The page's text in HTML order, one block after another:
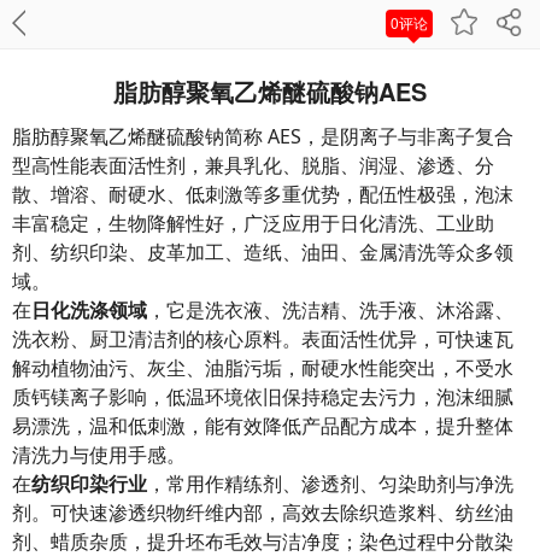
0评论
脂肪醇聚氧乙烯醚硫酸钠AES
脂肪醇聚氧乙烯醚硫酸钠简称 AES，是阴离子与非离子复合
型高性能表面活性剂，兼具乳化、脱脂、润湿、渗透、分
散、增溶、耐硬水、低刺激等多重优势，配伍性极强，泡沫
丰富稳定，生物降解性好，广泛应用于日化清洗、工业助
剂、纺织印染、皮革加工、造纸、油田、金属清洗等众多领
域。
在日化洗涤领域 ，它是洗衣液、洗洁精、洗手液、沐浴露、
洗衣粉、厨卫清洁剂的核心原料。表面活性优异，可快速瓦
解动植物油污、灰尘、油脂污垢，耐硬水性能突出，不受水
质钙镁离子影响，低温环境依旧保持稳定去污力，泡沫细腻
易漂洗，温和低刺激，能有效降低产品配方成本，提升整体
清洗力与使用手感。
在纺织印染行业 ，常用作精练剂、渗透剂、匀染助剂与净洗
剂。可快速渗透织物纤维内部，高效去除织造浆料、纺丝油
剂、蜡质杂质，提升坯布毛效与洁净度；染色过程中分散染